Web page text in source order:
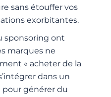
sans étouffer vos
exorbitantes.
sponsoring ont
marques ne
« acheter de la
dans un
générer du